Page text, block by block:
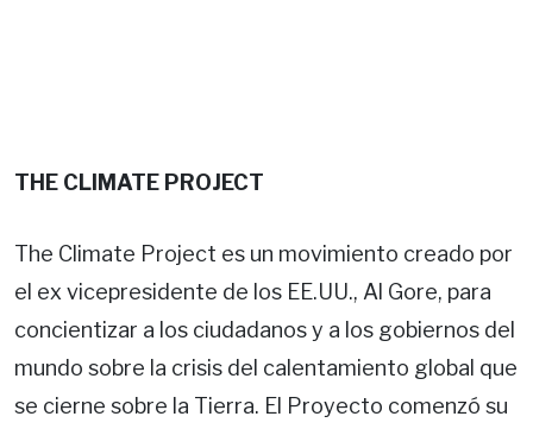
THE CLIMATE PROJECT
The Climate Project es un movimiento creado por
el ex vicepresidente de los EE.UU., Al Gore, para
concientizar a los ciudadanos y a los gobiernos del
mundo sobre la crisis del calentamiento global que
se cierne sobre la Tierra. El Proyecto comenzó su